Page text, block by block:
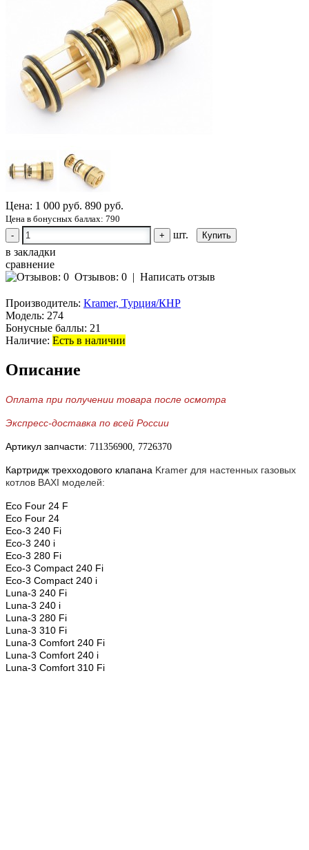
Цена: 1 000 руб. 890 руб.
Цена в бонусных баллах: 790
-
+
шт.
в закладки
сравнение
Отзывов: 0 | Написать отзыв
Производитель: Kramer, Турция/КНР
Модель: 274
Бонусные баллы: 21
Наличие: Есть в наличии
Описание
Оплата при получении товара после осмотра
Экспресс-доставка по всей России
Артикул запчасти: 711356900, 7726370
Картридж трехходового клапана Kramer для настенных газовых
котлов BAXI моделей:
Eco Four 24 F
Eco Four 24
Eco-3 240 Fi
Eco-3 240 i
Eco-3 280 Fi
Eco-3 Compact 240 Fi
Eco-3 Compact 240 i
Luna-3 240 Fi
Luna-3 240 i
Luna-3 280 Fi
Luna-3 310 Fi
Luna-3 Comfort 240 Fi
Luna-3 Comfort 240 i
Luna-3 Comfort 310 Fi